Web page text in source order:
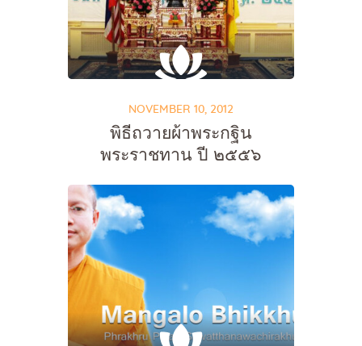
NOVEMBER 10, 2012
พิธีถวายผ้าพระกฐิน
พระราชทาน ปี ๒๕๕๖